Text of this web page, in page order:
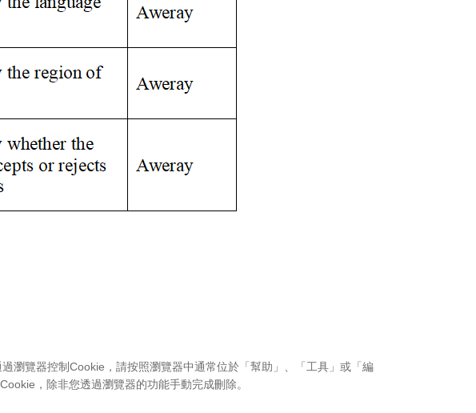
瀏覽器控制Cookie，請按照瀏覽器中通常位於「幫助」、「工具」或「編
，除非您透過瀏覽器的功能手動完成刪除。